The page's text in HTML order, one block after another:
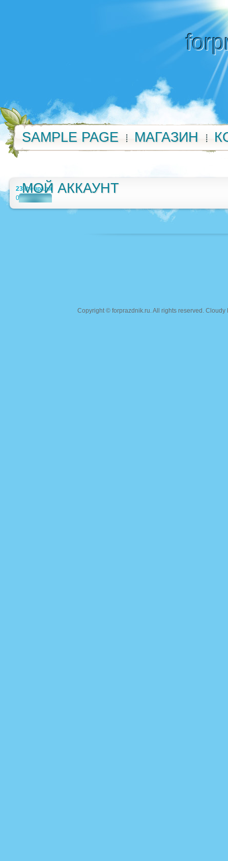
SAMPLE PAGE МАГАЗИН
МОЙ АККАУНТ
23 февраля
0
Copyright © forprazdnik.ru. All rights reserved.